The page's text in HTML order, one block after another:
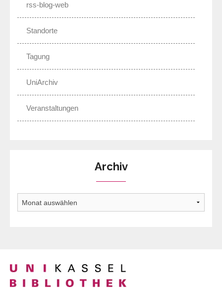
rss-blog-web
Standorte
Tagung
UniArchiv
Veranstaltungen
Archiv
Archiv